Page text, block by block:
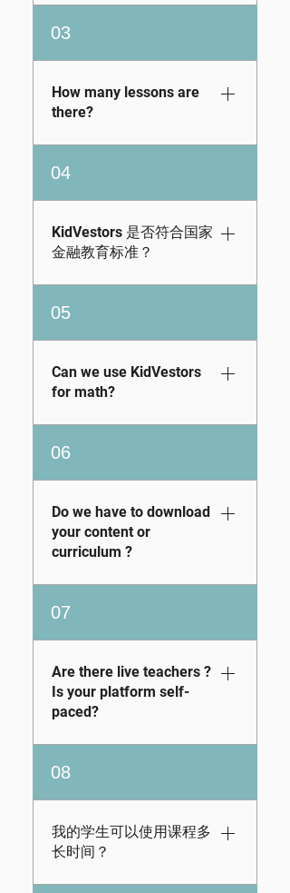
不熟悉金融和投资的
人仍然可以学习（是
的，甚至成年人也可
用的资源：学前班至
12 年级的书籍和练习
册：点击此处查看数
字金融课程（3-12 年
级）：访问此处
我们的数字课程包括
通过我们的电子学习
平台提供的特定年级
的课程。我们的课程
涵盖预算、税收、信
符合经济教育委员会
的标准。但我们不止
股票市场投资、房地
产投资和创业方面的
课程。查看演示 查看
功能尝试一下
03
How many lessons are
there?
The number of
lessons and level of
difficulty vary by
grade. On average,
students can
minutes, depending
on the learner.
educators can
preview the exact
lessons assigned to
their student by
trial and logging into
the admin portal.
Once logged in, go to
→ click the view
icon to see the full
breakdown of content
for each module
based on your
We also continue to
add new lessons and
activities over time.
04
KidVestors 是否符合国家
金融教育标准？
绝对是。KidVestors
的课程实际上超出了
经济教育委员会的金
融教育标准，因为它
还教授学生创业精
05
Can we use KidVestors
for math?
Our curriculum is not
only fully aligned with
Jump$tart’s National
Financial Education
Standards, but we
also go beyond these
that align with key
Common Core State
Standards (CCSS)
for Mathematics.
Through KidVestors,
students don’t just
learn the
fundamentals of
world math skills like
ratios, percentages,
06
Do we have to download
your content or
curriculum ?
No downloads
needed! The
KidVestors app is
completely browser-
based accessible in
the classroom, at
with internet access
across devices.
07
Are there live teachers ?
Is your platform self-
paced?
We don’t use live
teachers. However,
students can move
through the content
at whatever speed
08
我的学生可以使用课程多
长时间？